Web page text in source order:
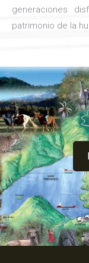
generaciones
patrimonio de la